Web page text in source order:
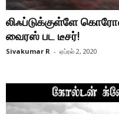
லிஃப்டுக்குள்ளே
வைரஸ் பட டீசர்!
Sivakumar R - ஏப்ரல் 2, 2020